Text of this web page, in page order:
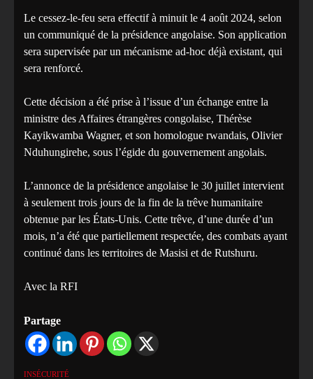
Le cessez-le-feu sera effectif à minuit le 4 août 2024, selon
un communiqué de la présidence angolaise. Son application
sera supervisée par un mécanisme ad-hoc déjà existant, qui
sera renforcé.
Cette décision a été prise à l’issue d’un échange entre la
ministre des Affaires étrangères congolaise, Thérèse
Kayikwamba Wagner, et son homologue rwandais, Olivier
Nduhungirehe, sous l’égide du gouvernement angolais.
L’annonce de la présidence angolaise le 30 juillet intervient
à seulement trois jours de la fin de la trêve humanitaire
obtenue par les États-Unis. Cette trêve, d’une durée d’un
mois, n’a été que partiellement respectée, des combats ayant
continué dans les territoires de Masisi et de Rutshuru.
Avec la RFI
Partage
INSÉCURITÉ